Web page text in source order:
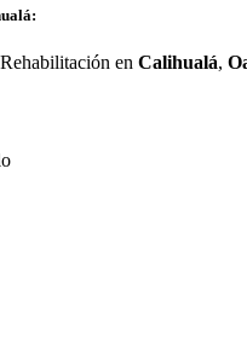
en Calihualá,